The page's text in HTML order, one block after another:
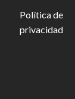
Política de
privacidad